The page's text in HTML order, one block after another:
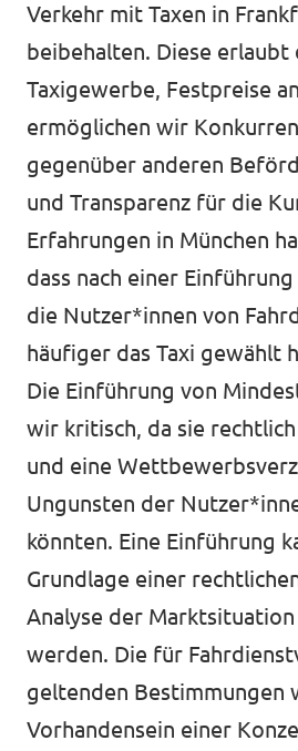
Verkehr mit Taxen in
beibehalten. Diese erlaubt
Taxigewerbe, Festpreise
ermöglichen wir
gegenüber anderen
und Transparenz für die
Erfahrungen in München
dass nach einer
die Nutzer*innen von
häufiger das Taxi gewählt
Die Einführung von
wir kritisch, da sie
und eine
Ungunsten der
könnten. Eine Einführung
Grundlage einer
Analyse der
werden. Die für
geltenden Bestimmungen
Vorhandensein einer